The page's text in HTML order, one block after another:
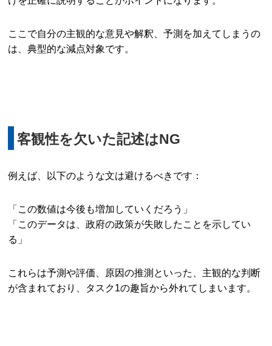
ここで自分の主観的な意見や解釈、予測を加えてしまうの
は、典型的な減点対象です。
客観性を欠いた記述はNG
例えば、以下のような文は避けるべきです：
「この数値は今後も増加していくだろう」
「このデータは、政府の政策が失敗したことを示してい
る」
これらは予測や評価、原因の推測といった、主観的な判断
が含まれており、タスク1の趣旨から外れてしまいます。